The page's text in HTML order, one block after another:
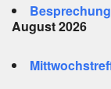
August 2026